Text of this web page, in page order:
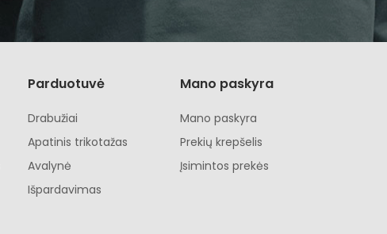
Parduotuvė
Drabužiai
Apatinis trikotažas
Avalynė
Išpardavimas
Mano paskyra
Mano paskyra
Prekių krepšelis
Įsimintos prekės